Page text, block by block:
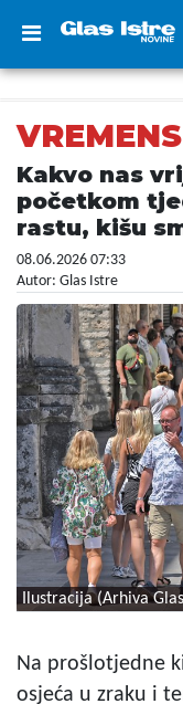
Kakvo nas
početkom
rastu, kišu
08.06.2026 07:33
Autor: Glas Istre
Ilustracija (Arhiva
Na prošlotjedne
osjeća u zraku i